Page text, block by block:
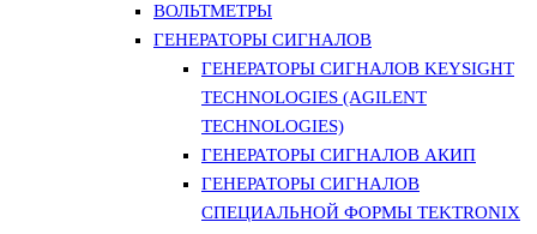
ВОЛЬТМЕТРЫ
ГЕНЕРАТОРЫ СИГНАЛОВ
ГЕНЕРАТОРЫ СИГНАЛОВ KEYSIGHT
TECHNOLOGIES (AGILENT
TECHNOLOGIES)
ГЕНЕРАТОРЫ СИГНАЛОВ АКИП
ГЕНЕРАТОРЫ СИГНАЛОВ
СПЕЦИАЛЬНОЙ ФОРМЫ TEKTRONIX